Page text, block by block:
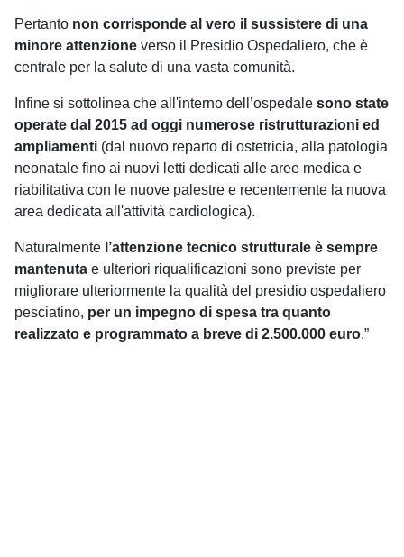
Pertanto non corrisponde al vero il sussistere di una
minore attenzione verso il Presidio Ospedaliero, che è
centrale per la salute di una vasta comunità.
Infine si sottolinea che all'interno dell’ospedale sono state
operate dal 2015 ad oggi numerose ristrutturazioni ed
ampliamenti (dal nuovo reparto di ostetricia, alla patologia
neonatale fino ai nuovi letti dedicati alle aree medica e
riabilitativa con le nuove palestre e recentemente la nuova
area dedicata all'attività cardiologica).
Naturalmente l’attenzione tecnico strutturale è sempre
mantenuta e ulteriori riqualificazioni sono previste per
migliorare ulteriormente la qualità del presidio ospedaliero
pesciatino, per un impegno di spesa tra quanto
realizzato e programmato a breve di 2.500.000 euro.”